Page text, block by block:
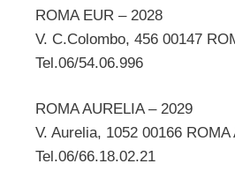
ROMA EUR – 2028
V. C.Colombo, 456 00147
Tel.06/54.06.996
ROMA AURELIA – 2029
V. Aurelia, 1052 00166 ROMA
Tel.06/66.18.02.21